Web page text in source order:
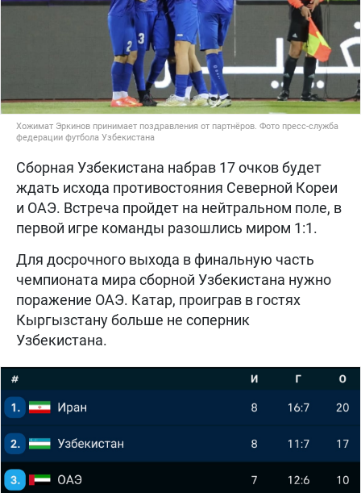
Хожимат Эркинов принимает поздравления от партнёров. Фото пресс-служба
федерации футбола Узбекистана
Сборная Узбекистана набрав 17 очков будет
ждать исхода противостояния Северной Кореи
и ОАЭ. Встреча пройдет на нейтральном поле, в
первой игре команды разошлись миром 1:1.
Для досрочного выхода в финальную часть
чемпионата мира сборной Узбекистана нужно
поражение ОАЭ. Катар, проиграв в гостях
Кыргызстану больше не соперник
Узбекистана.